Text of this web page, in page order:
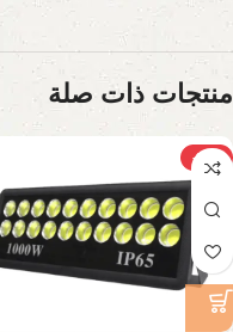
منتجات ذات صلة
-20%